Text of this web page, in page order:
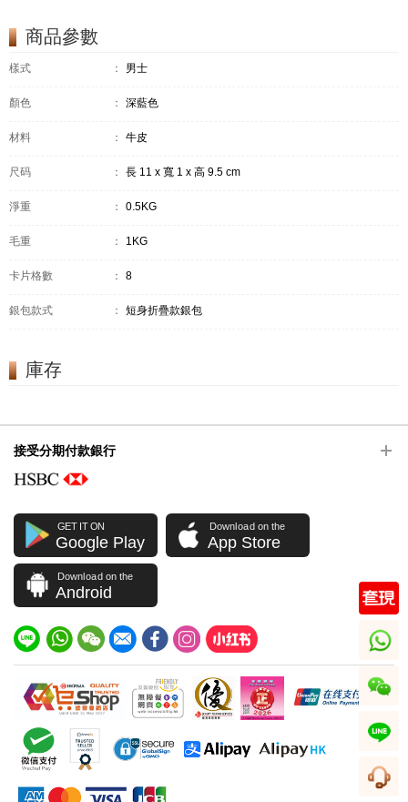
商品參數
樣式 ： 男士
顏色 ： 深藍色
材料 ： 牛皮
尺码 ： 長 11 x 寬 1 x 高 9.5 cm
淨重 ： 0.5KG
毛重 ： 1KG
卡片格數 ： 8
銀包款式 ： 短身折疊款銀包
庫存
接受分期付款銀行
GET IT ON
Google Play
Download on the
App Store
Download on the
Android
whatsapp